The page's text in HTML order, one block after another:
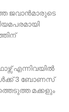
ജവാൻമാരുടെ
എന്നിവയിൽ
3 ബോണസ്
മക്കളും